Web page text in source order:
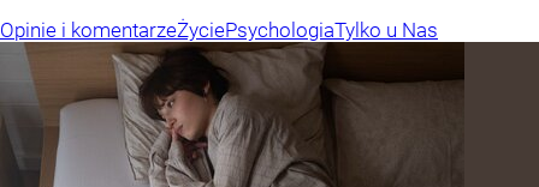
Opinie i komentarzeŻyciePsychologiaTylko u Nas